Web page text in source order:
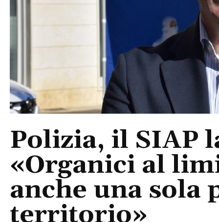
Polizia, il SIAP
«Organici al
anche una sola
territorio»